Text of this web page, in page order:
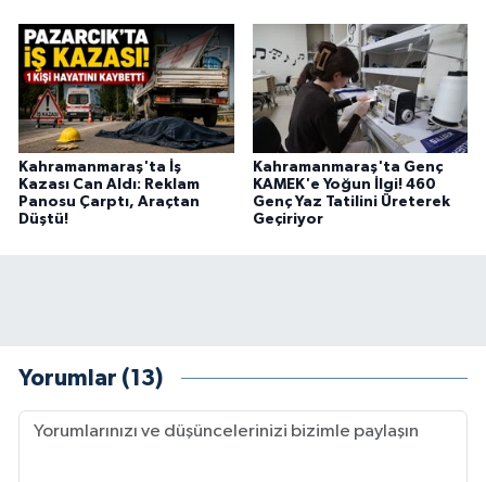
Kahramanmaraş'ta İş
Kazası Can Aldı: Reklam
Panosu Çarptı, Araçtan
Düştü!
Kahramanmaraş'ta Genç
KAMEK'e Yoğun İlgi! 460
Genç Yaz Tatilini Üreterek
Geçiriyor
Yorumlar (13)